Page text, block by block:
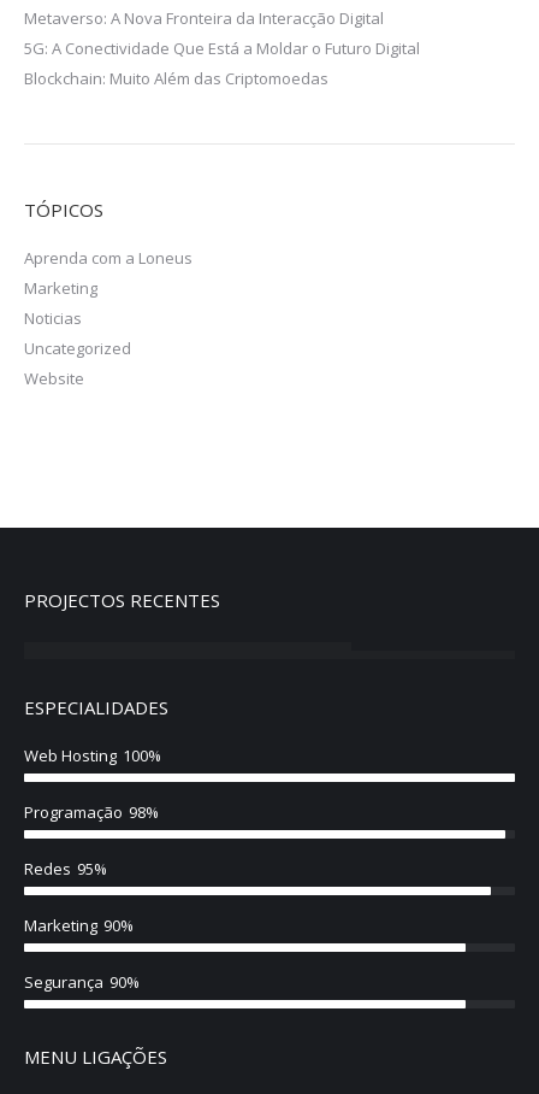
Metaverso: A Nova Fronteira da Interacção Digital
5G: A Conectividade Que Está a Moldar o Futuro Digital
Blockchain: Muito Além das Criptomoedas
TÓPICOS
Aprenda com a Loneus
Marketing
Noticias
Uncategorized
Website
PROJECTOS RECENTES
ESPECIALIDADES
Web Hosting 100%
Programação 98%
Redes 95%
Marketing 90%
Segurança 90%
MENU LIGAÇÕES